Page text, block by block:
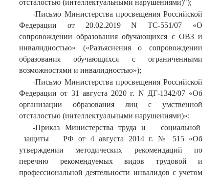
отсталостью (интеллектуальными нарушениями)");
-Письмо Министерства просвещения Российской
Федерации от 20.02.2019 N ТС-551/07 «О
сопровождении образования обучающихся с ОВЗ и
инвалидностью» («Разъяснения о сопровождении
образования обучающихся с ограниченными
возможностями и инвалидностью»);
-Письмо Министерства просвещения Российской
Федерации от 31 августа 2020 г. N ДГ-1342/07 «Об
организации образования лиц с умственной
отсталостью (интеллектуальными нарушениями)»;
-Приказ Министерства труда и социальной
защиты РФ от 4 августа 2014 г. № 515 «Об
утверждении методических рекомендаций по
перечню рекомендуемых видов трудовой и
профессиональной деятельности инвалидов с учетом